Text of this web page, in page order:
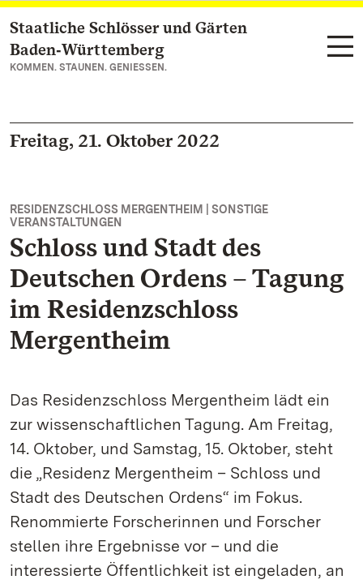
Zum Hauptinhalt springen
Staatliche Schlösser und Gärten
Baden‑Württemberg
KOMMEN. STAUNEN. GENIESSEN.
Freitag, 21. Oktober 2022
RESIDENZSCHLOSS MERGENTHEIM | SONSTIGE
VERANSTALTUNGEN
Schloss und Stadt des
Deutschen Ordens – Tagung
im Residenzschloss
Mergentheim
Das Residenzschloss Mergentheim lädt ein
zur wissenschaftlichen Tagung. Am Freitag,
14. Oktober, und Samstag, 15. Oktober, steht
die „Residenz Mergentheim – Schloss und
Stadt des Deutschen Ordens“ im Fokus.
Renommierte Forscherinnen und Forscher
stellen ihre Ergebnisse vor – und die
interessierte Öffentlichkeit ist eingeladen, an